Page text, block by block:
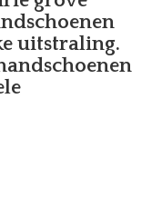
uitstraling.